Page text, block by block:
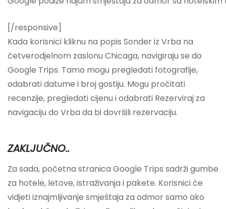
[/responsive]
Kada korisnici kliknu na popis Sonder iz Vrba na
četverodjelnom zaslonu Chicaga, navigiraju se do
Google Trips. Tamo mogu pregledati fotografije,
odabrati datume i broj gostiju. Mogu pročitati
recenzije, pregledati cijenu i odabrati Rezerviraj za
navigaciju do Vrba da bi dovršili rezervaciju.
ZAKLJUČNO..
Za sada, početna stranica Google Trips sadrži gumbe
za hotele, letove, istraživanja i pakete. Korisnici će
vidjeti iznajmljivanje smještaja za odmor samo ako